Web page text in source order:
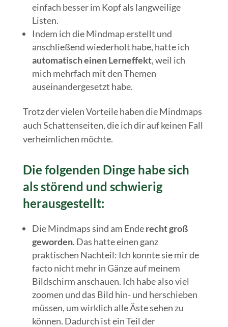
einfach besser im Kopf als langweilige
Listen.
Indem ich die Mindmap erstellt und
anschließend wiederholt habe, hatte ich
automatisch einen Lerneffekt, weil ich
mich mehrfach mit den Themen
auseinandergesetzt habe.
Trotz der vielen Vorteile haben die Mindmaps
auch Schattenseiten, die ich dir auf keinen Fall
verheimlichen möchte.
Die folgenden Dinge habe sich
als störend und schwierig
herausgestellt:
Die Mindmaps sind am Enderecht groß
geworden. Das hatte einen ganz
praktischen Nachteil: Ich konnte sie mir de
facto nicht mehr in Gänze auf meinem
Bildschirm anschauen. Ich habe also viel
zoomen und das Bild hin- und herschieben
müssen, um wirklich alle Äste sehen zu
können. Dadurch ist ein Teil der